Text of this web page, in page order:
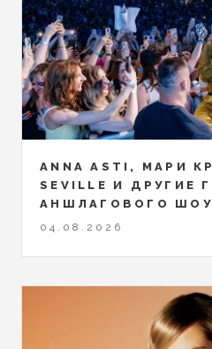
ANNA ASTI, МАРИ
SEVILLE И ДРУГИЕ
АНШЛАГОВОГО
04.08.2026